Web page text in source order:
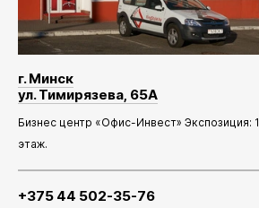
г. Минск
ул. Тимирязева, 65А
Бизнес центр «Офис-Инвест» Экспозиция: 1
этаж.
+375 44 502-35-76